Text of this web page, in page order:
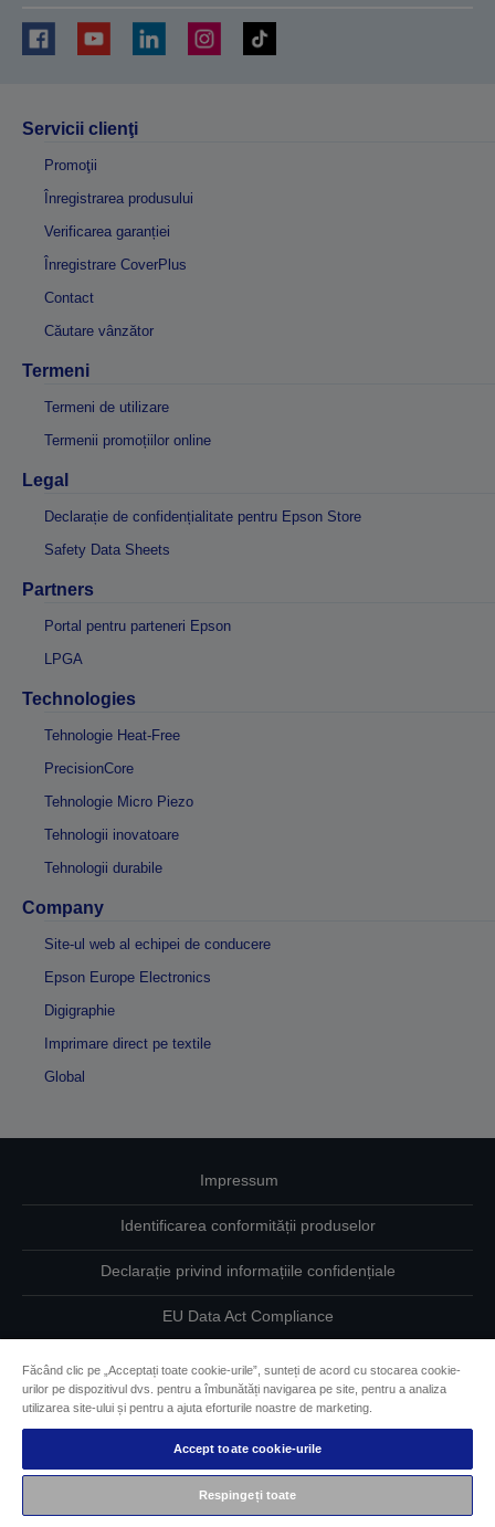
Servicii clienţi
Promoţii
Înregistrarea produsului
Verificarea garanției
Înregistrare CoverPlus
Contact
Căutare vânzător
Termeni
Termeni de utilizare
Termenii promoțiilor online
Legal
Declarație de confidențialitate pentru Epson Store
Safety Data Sheets
Partners
Portal pentru parteneri Epson
LPGA
Technologies
Tehnologie Heat-Free
PrecisionCore
Tehnologie Micro Piezo
Tehnologii inovatoare
Tehnologii durabile
Company
Site-ul web al echipei de conducere
Epson Europe Electronics
Digigraphie
Imprimare direct pe textile
Global
Impressum
Identificarea conformității produselor
Declarație privind informațiile confidențiale
EU Data Act Compliance
Informaţii despre modulele cookie
Angajamentul Epson pe linie de accesibilitate
Drepturi de autor © 2026 Seiko Epson
Făcând clic pe „Acceptați toate cookie-urile”, sunteți de acord cu stocarea cookie-
urilor pe dispozitivul dvs. pentru a îmbunătăți navigarea pe site, pentru a analiza
utilizarea site-ului și pentru a ajuta eforturile noastre de marketing.
Accept toate cookie-urile
Respingeți toate